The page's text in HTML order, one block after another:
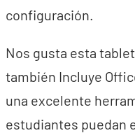
configuración.
Nos gusta esta
también Incluye
una excelente
estudiantes puedan